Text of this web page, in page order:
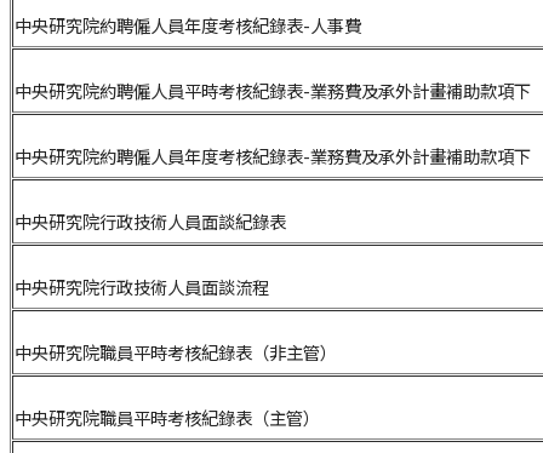
中央研究院約聘僱人員年度考核紀錄表-人事費
中央研究院約聘僱人員平時考核紀錄表-業務費及承外計畫補助款項下
中央研究院約聘僱人員年度考核紀錄表-業務費及承外計畫補助款項下
中央研究院行政技術人員面談紀錄表
中央研究院行政技術人員面談流程
中央研究院職員平時考核紀錄表（非主管）
中央研究院職員平時考核紀錄表（主管）